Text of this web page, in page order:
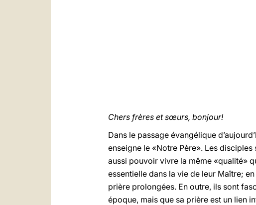
Chers frères et sœurs, bonjour!
Dans le passage évangélique
enseigne le «Notre Père». Les
aussi pouvoir vivre la même «qualité»
essentielle dans la vie de leur Maître;
prière prolongées. En outre, ils sont
époque, mais que sa prière est un lien